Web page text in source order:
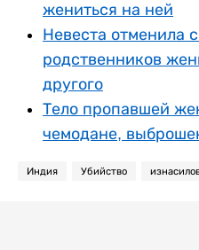
жениться на ней
Невеста отменила
родственников
другого
Тело пропавшей
чемодане,
Индия Убийство